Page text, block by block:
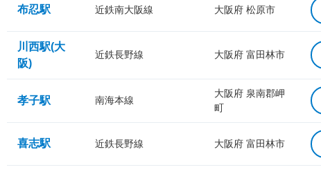
布忍駅 近鉄南大阪線 大阪府 松原市
川西駅(大
阪)
近鉄長野線 大阪府 富田林市
孝子駅 南海本線
大阪府 泉南郡岬
町
喜志駅 近鉄長野線 大阪府 富田林市